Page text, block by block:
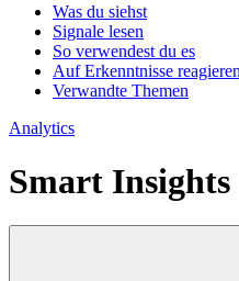
Was du siehst
Signale lesen
So verwendest du es
Auf Erkenntnisse reagieren
Verwandte Themen
Analytics
Smart Insights